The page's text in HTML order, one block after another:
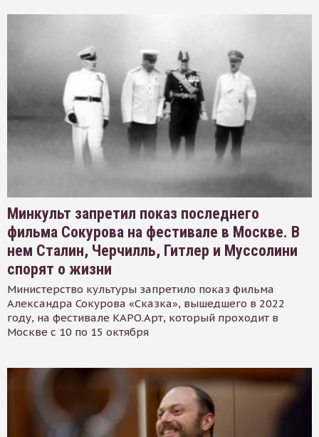
Минкульт запретил показ последнего
фильма Сокурова на фестивале в Москве. В
нем Сталин, Черчилль, Гитлер и Муссолини
спорят о жизни
Министерство культуры запретило показ фильма
Александра Сокурова «Сказка», вышедшего в 2022
году, на фестивале КАРО.Арт, который проходит в
Москве с 10 по 15 октября